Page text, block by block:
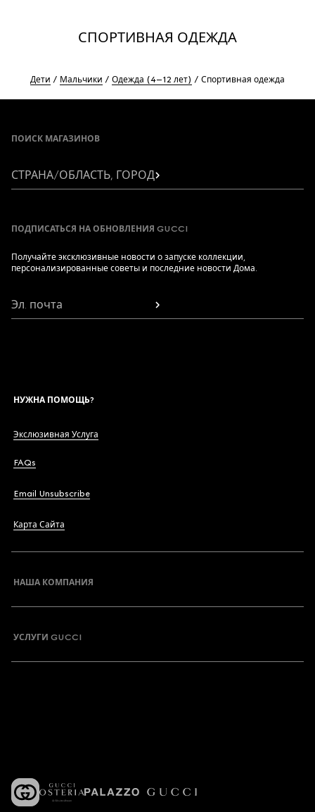
СПОРТИВНАЯ ОДЕЖДА
Дети Мальчики Одежда (4–12 лет) Спортивная одежда
ПОИСК МАГАЗИНОВ
СТРАНА/ОБЛАСТЬ, ГОРОД
ПОДПИСАТЬСЯ НА ОБНОВЛЕНИЯ GUCCI
Получайте эксклюзивные новости о запуске коллекции,
персонализированные советы и последние новости Дома.
Эл. почта
НУЖНА ПОМОЩЬ?
Экслюзивная Услуга
FAQs
Email Unsubscribe
Карта Сайта
НАША КОМПАНИЯ
УСЛУГИ GUCCI